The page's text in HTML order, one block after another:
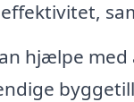
hjælpe